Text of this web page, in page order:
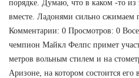
порядке. Думаю, что в каком -то
вместе. Ладонями сильно сжимаем
Комментарии: 0 Просмотров: 0
чемпион Майкл Фелпс примет
метров вольным стилем и на
Аризоне, на котором состоится его